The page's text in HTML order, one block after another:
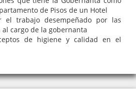
de Pisos de un Hotel
el trabajo desempeñado por las
cargo de la gobernanta
de higiene y calidad en el